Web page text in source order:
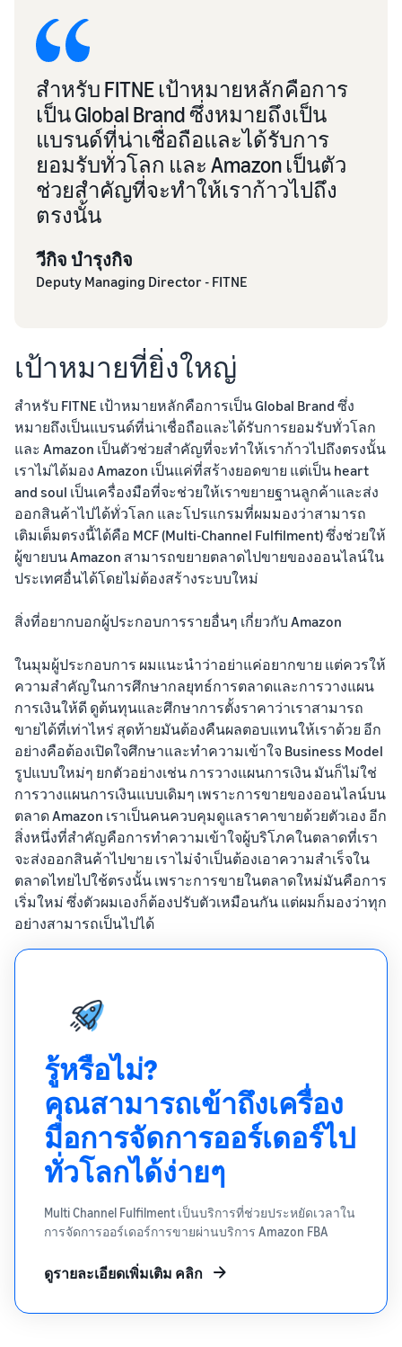
สำหรับ FITNE เป้าหมายหลักคือการ
เป็น Global Brand ซึ่งหมายถึงเป็น
แบรนด์ที่น่าเชื่อถือและได้รับการ
ยอมรับทั่วโลก และ Amazon เป็นตัว
ช่วยสำคัญที่จะทำให้เราก้าวไปถึง
ตรงนั้น
วีกิจ บำรุงกิจ
Deputy Managing Director - FITNE
เป้าหมายที่ยิ่งใหญ่
สำหรับ FITNE เป้าหมายหลักคือการเป็น Global Brand ซึ่ง
หมายถึงเป็นแบรนด์ที่น่าเชื่อถือและได้รับการยอมรับทั่วโลก
และ Amazon เป็นตัวช่วยสำคัญที่จะทำให้เราก้าวไปถึงตรงนั้น
เราไม่ได้มอง Amazon เป็นแค่ที่สร้างยอดขาย แต่เป็น heart
and soul เป็นเครื่องมือที่จะช่วยให้เราขยายฐานลูกค้าและส่ง
ออกสินค้าไปได้ทั่วโลก และโปรแกรมที่ผมมองว่าสามารถ
เติมเต็มตรงนี้ได้คือ MCF (Multi-Channel Fulfilment) ซึ่งช่วยให้
ผู้ขายบน Amazon สามารถขยายตลาดไปขายของออนไลน์ใน
ประเทศอื่นได้โดยไม่ต้องสร้างระบบใหม่
สิ่งที่อยากบอกผู้ประกอบการรายอื่นๆ เกี่ยวกับ Amazon
ในมุมผู้ประกอบการ ผมแนะนำว่าอย่าแค่อยากขาย แต่ควรให้
ความสำคัญในการศึกษากลยุทธ์การตลาดและการวางแผน
การเงินให้ดี ดูต้นทุนและศึกษาการตั้งราคาว่าเราสามารถ
ขายได้ที่เท่าไหร่ สุดท้ายมันต้องคืนผลตอบแทนให้เราด้วย อีก
อย่างคือต้องเปิดใจศึกษาและทำความเข้าใจ Business Model
รูปแบบใหม่ๆ ยกตัวอย่างเช่น การวางแผนการเงิน มันก็ไม่ใช่
การวางแผนการเงินแบบเดิมๆ เพราะการขายของออนไลน์บน
ตลาด Amazon เราเป็นคนควบคุมดูแลราคาขายด้วยตัวเอง อีก
สิ่งหนึ่งที่สำคัญคือการทำความเข้าใจผู้บริโภคในตลาดที่เรา
จะส่งออกสินค้าไปขาย เราไม่จำเป็นต้องเอาความสำเร็จใน
ตลาดไทยไปใช้ตรงนั้น เพราะการขายในตลาดใหม่มันคือการ
เริ่มใหม่ ซึ่งตัวผมเองก็ต้องปรับตัวเหมือนกัน แต่ผมก็มองว่าทุก
อย่างสามารถเป็นไปได้
รู้หรือไม่?
คุณสามารถเข้าถึงเครื่อง
มือการจัดการออร์เดอร์ไป
ทั่วโลกได้ง่ายๆ
Multi Channel Fulfilment เป็นบริการที่ช่วยประหยัดเวลาใน
การจัดการออร์เดอร์การขายผ่านบริการ Amazon FBA
ดูรายละเอียดเพิ่มเติม คลิก